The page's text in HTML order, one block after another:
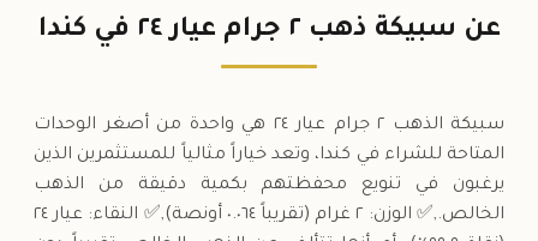
٣٧٢.٠٠ دولار كندي
عن سبيكة ذهب ٢ جرام عيار ٢٤ في كندا
سبيكة الذهب ٢ جرام عيار ٢٤ هي واحدة من أصغر الوحدات
المتاحة للشراء في كندا، وتعد خياراً مثالياً للمستثمرين الذين
يرغبون في تنويع محفظتهم بكمية دقيقة من الذهب
الخالص.,✅ الوزن: ٢ غرام (تقريباً ٠.٠٦٤ أونصة),✅ النقاء: عيار ٢٤